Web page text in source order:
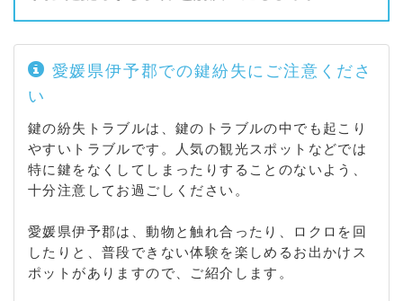
愛媛県伊予郡での鍵紛失にご注意くださ
い
鍵の紛失トラブルは、鍵のトラブルの中でも起こり
やすいトラブルです。人気の観光スポットなどでは
特に鍵をなくしてしまったりすることのないよう、
十分注意してお過ごしください。
愛媛県伊予郡は、動物と触れ合ったり、ロクロを回
したりと、普段できない体験を楽しめるお出かけス
ポットがありますので、ご紹介します。